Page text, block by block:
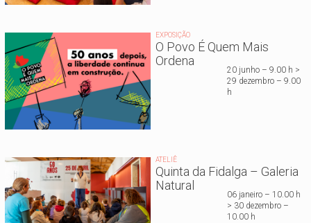
EXPOSIÇÃO
O Povo É Quem Mais
Ordena
20 junho – 9.00 h >
29 dezembro – 9.00
h
ATELIÊ
Quinta da Fidalga – Galeria
Natural
06 janeiro – 10.00 h
> 30 dezembro –
10.00 h